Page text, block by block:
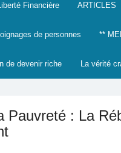
Financière ARTICLES
de personnes **
de devenir riche La vérité
Pauvreté : La